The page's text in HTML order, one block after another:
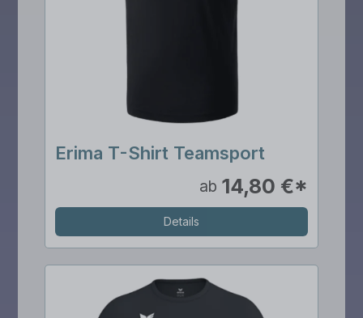
Erima T-Shirt Teamsport
ab 14,80 €*
Details